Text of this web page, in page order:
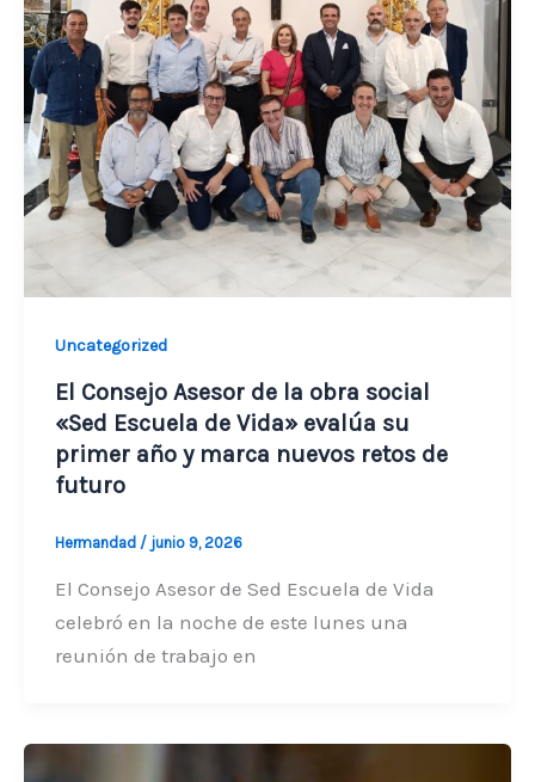
Uncategorized
El Consejo Asesor de la obra social
«Sed Escuela de Vida» evalúa su
primer año y marca nuevos retos de
futuro
Hermandad / junio 9, 2026
El Consejo Asesor de Sed Escuela de Vida
celebró en la noche de este lunes una
reunión de trabajo en